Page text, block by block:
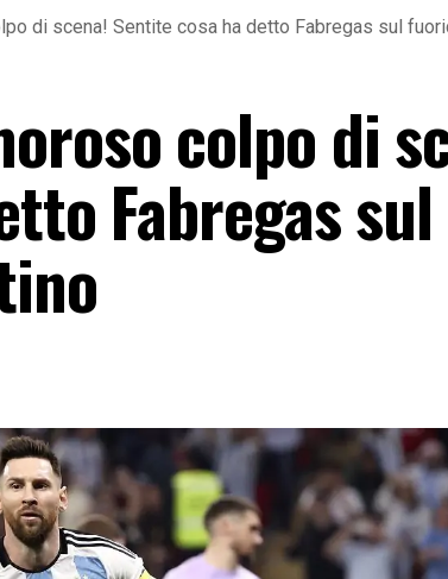
di scena! Sentite cosa ha detto Fabregas sul
colpo di
Fabregas sul